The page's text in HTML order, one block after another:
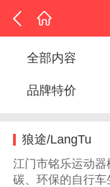
全部内容
品牌特价
狼途/LangTu
江门市铭乐运动
碳、环保的自行